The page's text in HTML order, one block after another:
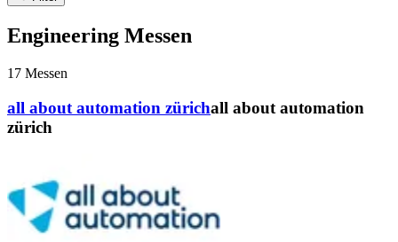
Engineering Messen
17 Messen
all about automation zürichall about automation
zürich